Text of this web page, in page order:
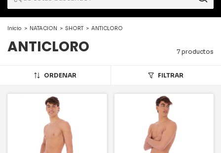
Inicio > NATACION > SHORT > ANTICLORO
ANTICLORO 7 productos
ORDENAR FILTRAR